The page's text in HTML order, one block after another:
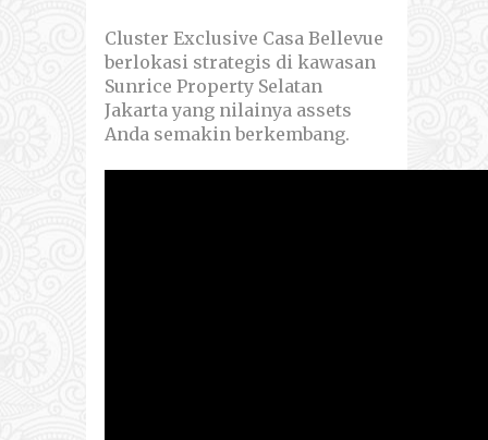
Cluster Exclusive Casa Bellevue
berlokasi strategis di kawasan
Sunrice Property Selatan
Jakarta yang nilainya assets
Anda semakin berkembang.